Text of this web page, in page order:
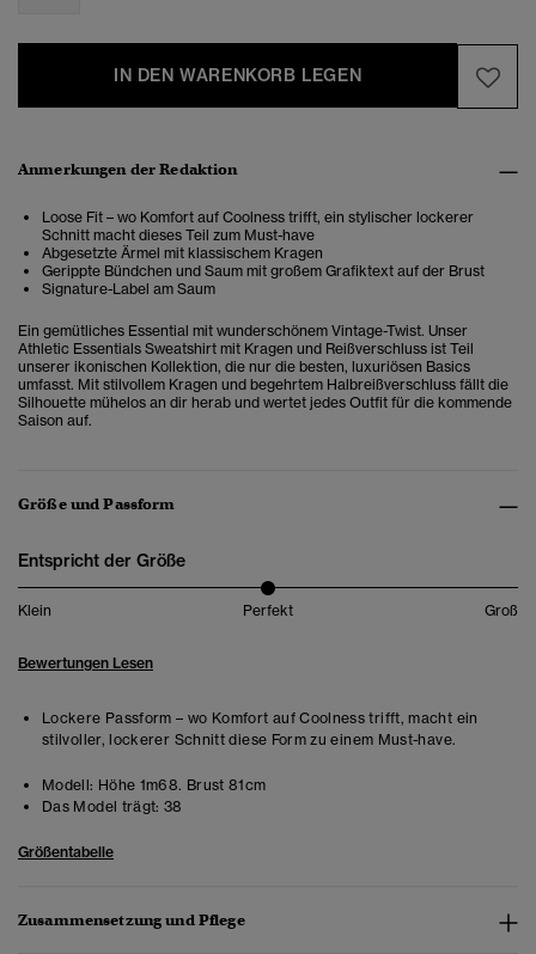
IN DEN WARENKORB LEGEN
Anmerkungen der Redaktion
Loose Fit – wo Komfort auf Coolness trifft, ein stylischer lockerer
Schnitt macht dieses Teil zum Must-have
Abgesetzte Ärmel mit klassischem Kragen
Gerippte Bündchen und Saum mit großem Grafiktext auf der Brust
Signature-Label am Saum
Ein gemütliches Essential mit wunderschönem Vintage-Twist. Unser
Athletic Essentials Sweatshirt mit Kragen und Reißverschluss ist Teil
unserer ikonischen Kollektion, die nur die besten, luxuriösen Basics
umfasst. Mit stilvollem Kragen und begehrtem Halbreißverschluss fällt die
Silhouette mühelos an dir herab und wertet jedes Outfit für die kommende
Saison auf.
Größe und Passform
Entspricht der Größe
Klein Perfekt Groß
Bewertungen Lesen
Lockere Passform – wo Komfort auf Coolness trifft, macht ein
stilvoller, lockerer Schnitt diese Form zu einem Must-have.
Modell: Höhe 1m68. Brust 81cm
Das Model trägt: 38
Größentabelle
Zusammensetzung und Pflege